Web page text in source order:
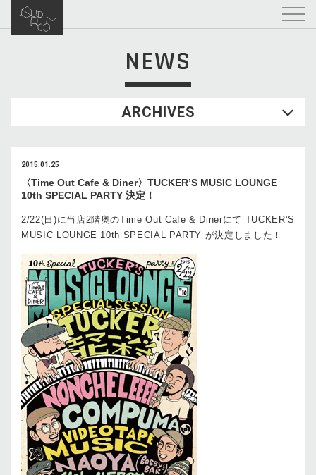
NEWS
ARCHIVES
2015.01.25
〈Time Out Cafe & Diner〉TUCKER’S MUSIC LOUNGE
10th SPECIAL PARTY 決定！
2/22(日)に当店2階奥のTime Out Cafe & Dinerにて TUCKER’S
MUSIC LOUNGE 10th SPECIAL PARTY が決定しました！